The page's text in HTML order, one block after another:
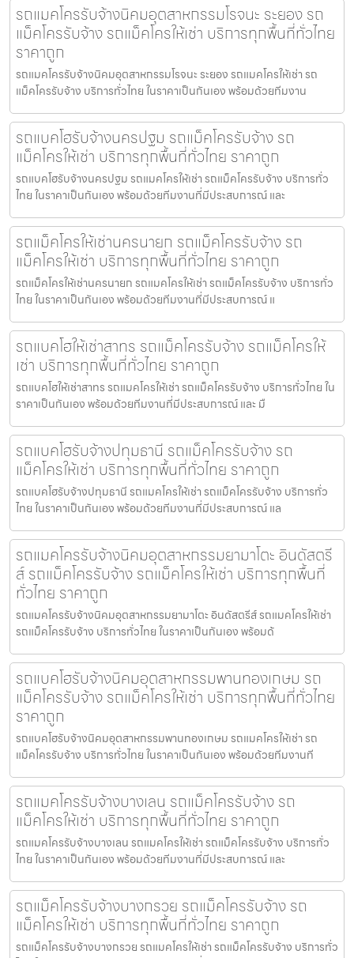
รถแมคโครรับจ้างนิคมอุตสาหกรรมโรจนะ ระยอง รถ
แม็คโครรับจ้าง รถแม็คโครให้เช่า บริการทุกพื้นที่ทั่วไทย
ราคาถูก
รถแมคโครรับจ้างนิคมอุตสาหกรรมโรจนะ ระยอง รถแมคโครให้เช่า รถ
แม็คโครรับจ้าง บริการทั่วไทย ในราคาเป็นกันเอง พร้อมด้วยทีมงาน
รถแบคโฮรับจ้างนครปฐม รถแม็คโครรับจ้าง รถ
แม็คโครให้เช่า บริการทุกพื้นที่ทั่วไทย ราคาถูก
รถแบคโฮรับจ้างนครปฐม รถแมคโครให้เช่า รถแม็คโครรับจ้าง บริการทั่ว
ไทย ในราคาเป็นกันเอง พร้อมด้วยทีมงานที่มีประสบการณ์ และ
รถแม็คโครให้เช่านครนายก รถแม็คโครรับจ้าง รถ
แม็คโครให้เช่า บริการทุกพื้นที่ทั่วไทย ราคาถูก
รถแม็คโครให้เช่านครนายก รถแมคโครให้เช่า รถแม็คโครรับจ้าง บริการทั่ว
ไทย ในราคาเป็นกันเอง พร้อมด้วยทีมงานที่มีประสบการณ์ แ
รถแบคโฮให้เช่าสาทร รถแม็คโครรับจ้าง รถแม็คโครให้
เช่า บริการทุกพื้นที่ทั่วไทย ราคาถูก
รถแบคโฮให้เช่าสาทร รถแมคโครให้เช่า รถแม็คโครรับจ้าง บริการทั่วไทย ใน
ราคาเป็นกันเอง พร้อมด้วยทีมงานที่มีประสบการณ์ และ มื
รถแบคโฮรับจ้างปทุมธานี รถแม็คโครรับจ้าง รถ
แม็คโครให้เช่า บริการทุกพื้นที่ทั่วไทย ราคาถูก
รถแบคโฮรับจ้างปทุมธานี รถแมคโครให้เช่า รถแม็คโครรับจ้าง บริการทั่ว
ไทย ในราคาเป็นกันเอง พร้อมด้วยทีมงานที่มีประสบการณ์ แล
รถแมคโครรับจ้างนิคมอุตสาหกรรมยามาโตะ อินดัสตรี
ส์ รถแม็คโครรับจ้าง รถแม็คโครให้เช่า บริการทุกพื้นที่
ทั่วไทย ราคาถูก
รถแมคโครรับจ้างนิคมอุตสาหกรรมยามาโตะ อินดัสตรีส์ รถแมคโครให้เช่า
รถแม็คโครรับจ้าง บริการทั่วไทย ในราคาเป็นกันเอง พร้อมด้
รถแบคโฮรับจ้างนิคมอุตสาหกรรมพานทองเกษม รถ
แม็คโครรับจ้าง รถแม็คโครให้เช่า บริการทุกพื้นที่ทั่วไทย
ราคาถูก
รถแบคโฮรับจ้างนิคมอุตสาหกรรมพานทองเกษม รถแมคโครให้เช่า รถ
แม็คโครรับจ้าง บริการทั่วไทย ในราคาเป็นกันเอง พร้อมด้วยทีมงานที
รถแมคโครรับจ้างบางเลน รถแม็คโครรับจ้าง รถ
แม็คโครให้เช่า บริการทุกพื้นที่ทั่วไทย ราคาถูก
รถแมคโครรับจ้างบางเลน รถแมคโครให้เช่า รถแม็คโครรับจ้าง บริการทั่ว
ไทย ในราคาเป็นกันเอง พร้อมด้วยทีมงานที่มีประสบการณ์ และ
รถแม็คโครรับจ้างบางกรวย รถแม็คโครรับจ้าง รถ
แม็คโครให้เช่า บริการทุกพื้นที่ทั่วไทย ราคาถูก
รถแม็คโครรับจ้างบางกรวย รถแมคโครให้เช่า รถแม็คโครรับจ้าง บริการทั่ว